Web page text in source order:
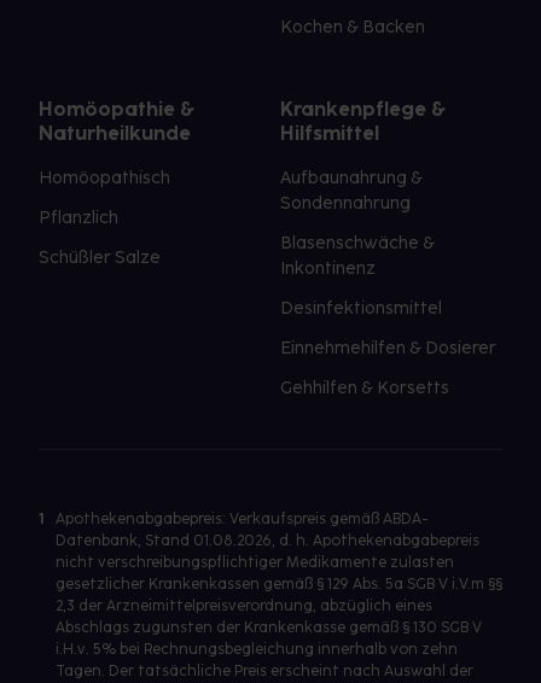
Kochen & Backen
Homöopathie &
Naturheilkunde
Homöopathisch
Pflanzlich
Schüßler Salze
Krankenpflege &
Hilfsmittel
Aufbaunahrung &
Sondennahrung
Blasenschwäche &
Inkontinenz
Desinfektionsmittel
Einnehmehilfen & Dosierer
Gehhilfen & Korsetts
1
Apothekenabgabepreis: Verkaufspreis gemäß ABDA-
Datenbank, Stand 01.08.2026, d. h. Apothekenabgabepreis
nicht verschreibungspflichtiger Medikamente zulasten
gesetzlicher Krankenkassen gemäß § 129 Abs. 5a SGB V i.V.m §§
2,3 der Arzneimittelpreisverordnung, abzüglich eines
Abschlags zugunsten der Krankenkasse gemäß § 130 SGB V
i.H.v. 5% bei Rechnungsbegleichung innerhalb von zehn
Tagen. Der tatsächliche Preis erscheint nach Auswahl der